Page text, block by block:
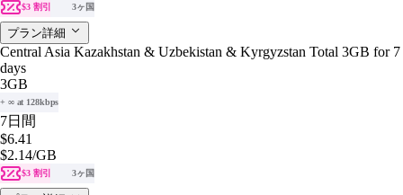
$3 割引 3ヶ国
プラン詳細
Central Asia Kazakhstan & Uzbekistan & Kyrgyzstan Total 3GB for 7
days
3GB
+ ∞ at 128kbps
7日間
$6.41
$2.14/GB
$3 割引 3ヶ国